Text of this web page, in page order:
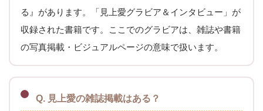
る』があります。「見上愛グラビア＆インタビュー」が
収録された書籍です。ここでのグラビアは、雑誌や書籍
の写真掲載・ビジュアルページの意味で扱います。
Q. 見上愛の雑誌掲載はある？